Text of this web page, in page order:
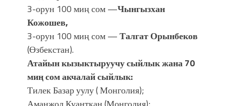
3-орун 100 миң сом —Чынгызхан
Кожошев,
3-орун 100 миң сом —Талгат Орынбеков
(Өзбекстан).
Атайын кызыктыруучу сыйлык жана 70
миң сом акчалай сыйлык:
Тилек Базар уулу ( Монголия);